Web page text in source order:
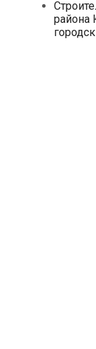
района